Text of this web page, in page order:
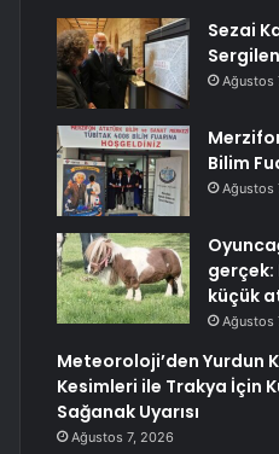
Sezai
Ağustos
Bilim
Ağustos
gerçek:
küçük
Ağustos
Meteoroloji’den Yurdun
Kesimleri ile Trakya İçin
Sağanak Uyarısı
Ağustos 7, 2026